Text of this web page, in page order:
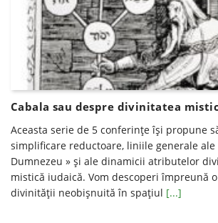
Cabala sau despre divinitatea
Aceasta serie de 5 conferinţe îşi propune
simplificare reductoare, liniile generale
Dumnezeu » şi ale dinamicii atributelor
mistică iudaică. Vom descoperi împreună
divinităţii neobişnuită în spaţiul [...]